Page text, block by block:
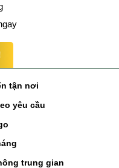
tận nơi
yêu cầu
trung gian